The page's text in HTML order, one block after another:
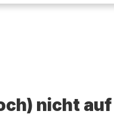
nicht